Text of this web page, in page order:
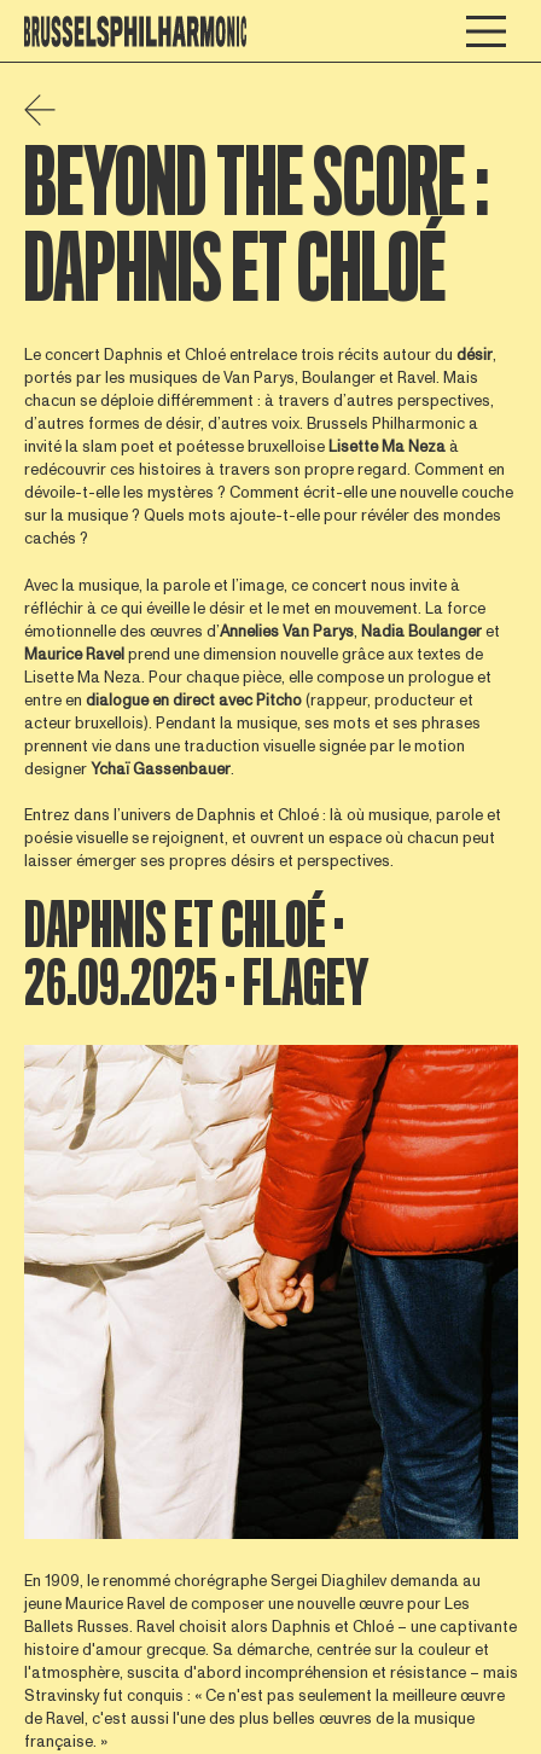
BEYOND THE SCORE :
DAPHNIS ET CHLOÉ
Le concert Daphnis et Chloé entrelace trois récits autour du désir,
portés par les musiques de Van Parys, Boulanger et Ravel. Mais
chacun se déploie différemment : à travers d’autres perspectives,
d’autres formes de désir, d’autres voix. Brussels Philharmonic a
invité la slam poet et poétesse bruxelloiseLisetteMaNezaà
redécouvrir ces histoires à travers son propre regard. Comment en
dévoile-t-elle les mystères ? Comment écrit-elle une nouvelle couche
sur la musique ? Quels mots ajoute-t-elle pour révéler des mondes
cachés ?
Avec la musique, la parole et l’image, ce concert nous invite à
réfléchir à ce qui éveille le désir et le met en mouvement. La force
émotionnelle des œuvres d’Annelies Van Parys, Nadia Boulangeret
MauriceRavelprend une dimension nouvelle grâce aux textes de
Lisette Ma Neza. Pour chaque pièce, elle compose un prologue et
entre en dialogue en direct avec Pitcho(rappeur, producteur et
acteur bruxellois). Pendant la musique, ses mots et ses phrases
prennent vie dans une traduction visuelle signée par le motion
designerYchaïGassenbauer.
Entrez dans l’univers de Daphnis et Chloé : là où musique, parole et
poésie visuelle se rejoignent, et ouvrent un espace où chacun peut
laisser émerger ses propres désirs et perspectives.
DAPHNIS ET CHLOÉ ·
26.09.2025 · FLAGEY
En 1909, le renommé chorégraphe Sergei Diaghilev demanda au
jeune Maurice Ravel de composer une nouvelle œuvre pour Les
Ballets Russes. Ravel choisit alors Daphnis et Chloé – une captivante
histoire d'amour grecque. Sa démarche, centrée sur la couleur et
l'atmosphère, suscita d'abord incompréhension et résistance – mais
Stravinsky fut conquis : « Ce n'est pas seulement la meilleure œuvre
de Ravel, c'est aussi l'une des plus belles œuvres de la musique
française. »